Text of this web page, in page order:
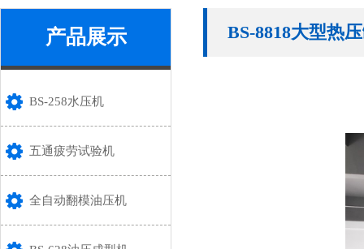
产品展示
BS-258水压机
五通疲劳试验机
全自动翻模油压机
BS-8818大型热